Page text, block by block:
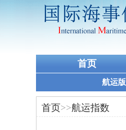
首页
航运版
首页>>航运指数